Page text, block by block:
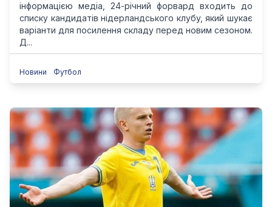
інформацією медіа, 24-річний форвард входить до
списку кандидатів нідерландського клубу, який шукає
варіанти для посилення складу перед новим сезоном.
Д...
Новини Футбол